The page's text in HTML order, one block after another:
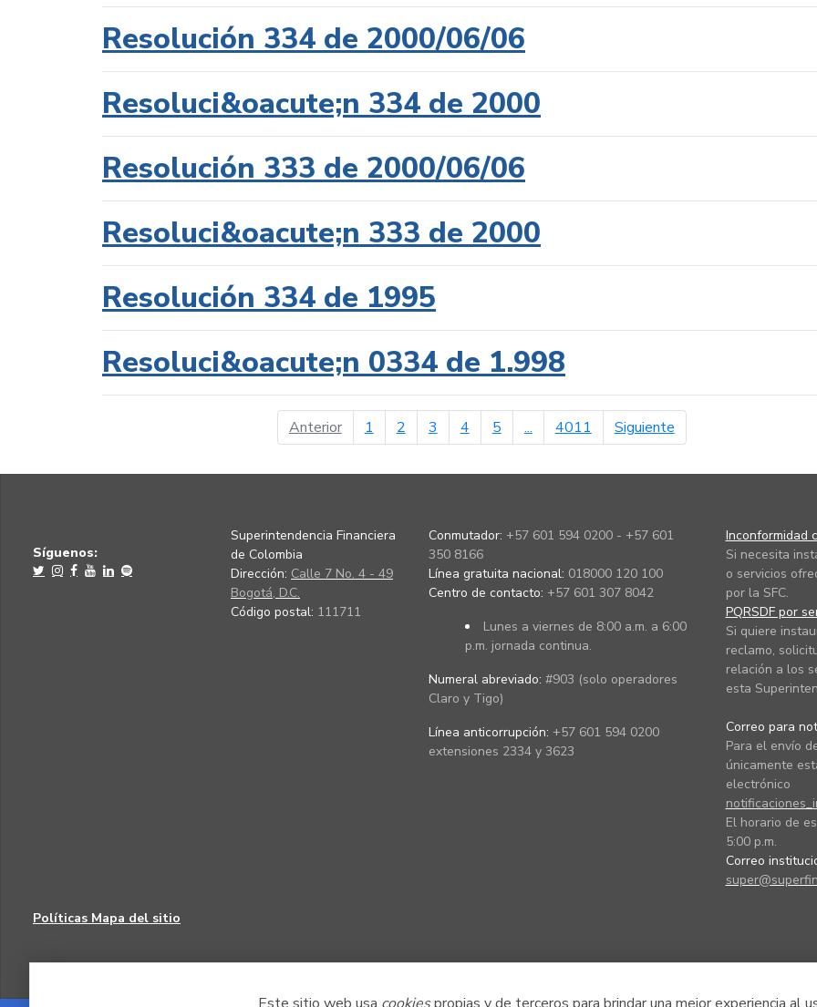
Resolución 334 de 2000/06/06
Resoluci&oacute;n 334 de 2000
Resolución 333 de 2000/06/06
Resoluci&oacute;n 333 de 2000
Resolución 334 de 1995
Resoluci&oacute;n 0334 de 1.998
Anteriorpágina anterior
1 2 3 4 5 ... 4011 Siguientepágina siguiente
Síguenos:
Superintendencia Financiera
de Colombia
Dirección: Calle 7 No. 4 - 49
Bogotá, D.C.
Código postal: 111711
Conmutador: +57 601 594 0200 - +57 601
350 8166
Línea gratuita nacional: 018000 120 100
Centro de contacto: +57 601 307 8042
Lunes a viernes de 8:00 a.m. a 6:00
p.m. jornada continua.
Numeral abreviado: #903 (solo operadores
Claro y Tigo)
Línea anticorrupción: +57 601 594 0200
extensiones 2334 y 3623
Inconformidad
Si necesita
o servicios
por la SFC.
PQRSDF por
Si quiere
reclamo,
relación a los
esta
Correo para
Para el envío
únicamente
electrónico
El horario de
5:00 p.m.
Correo
Políticas Mapa del sitio